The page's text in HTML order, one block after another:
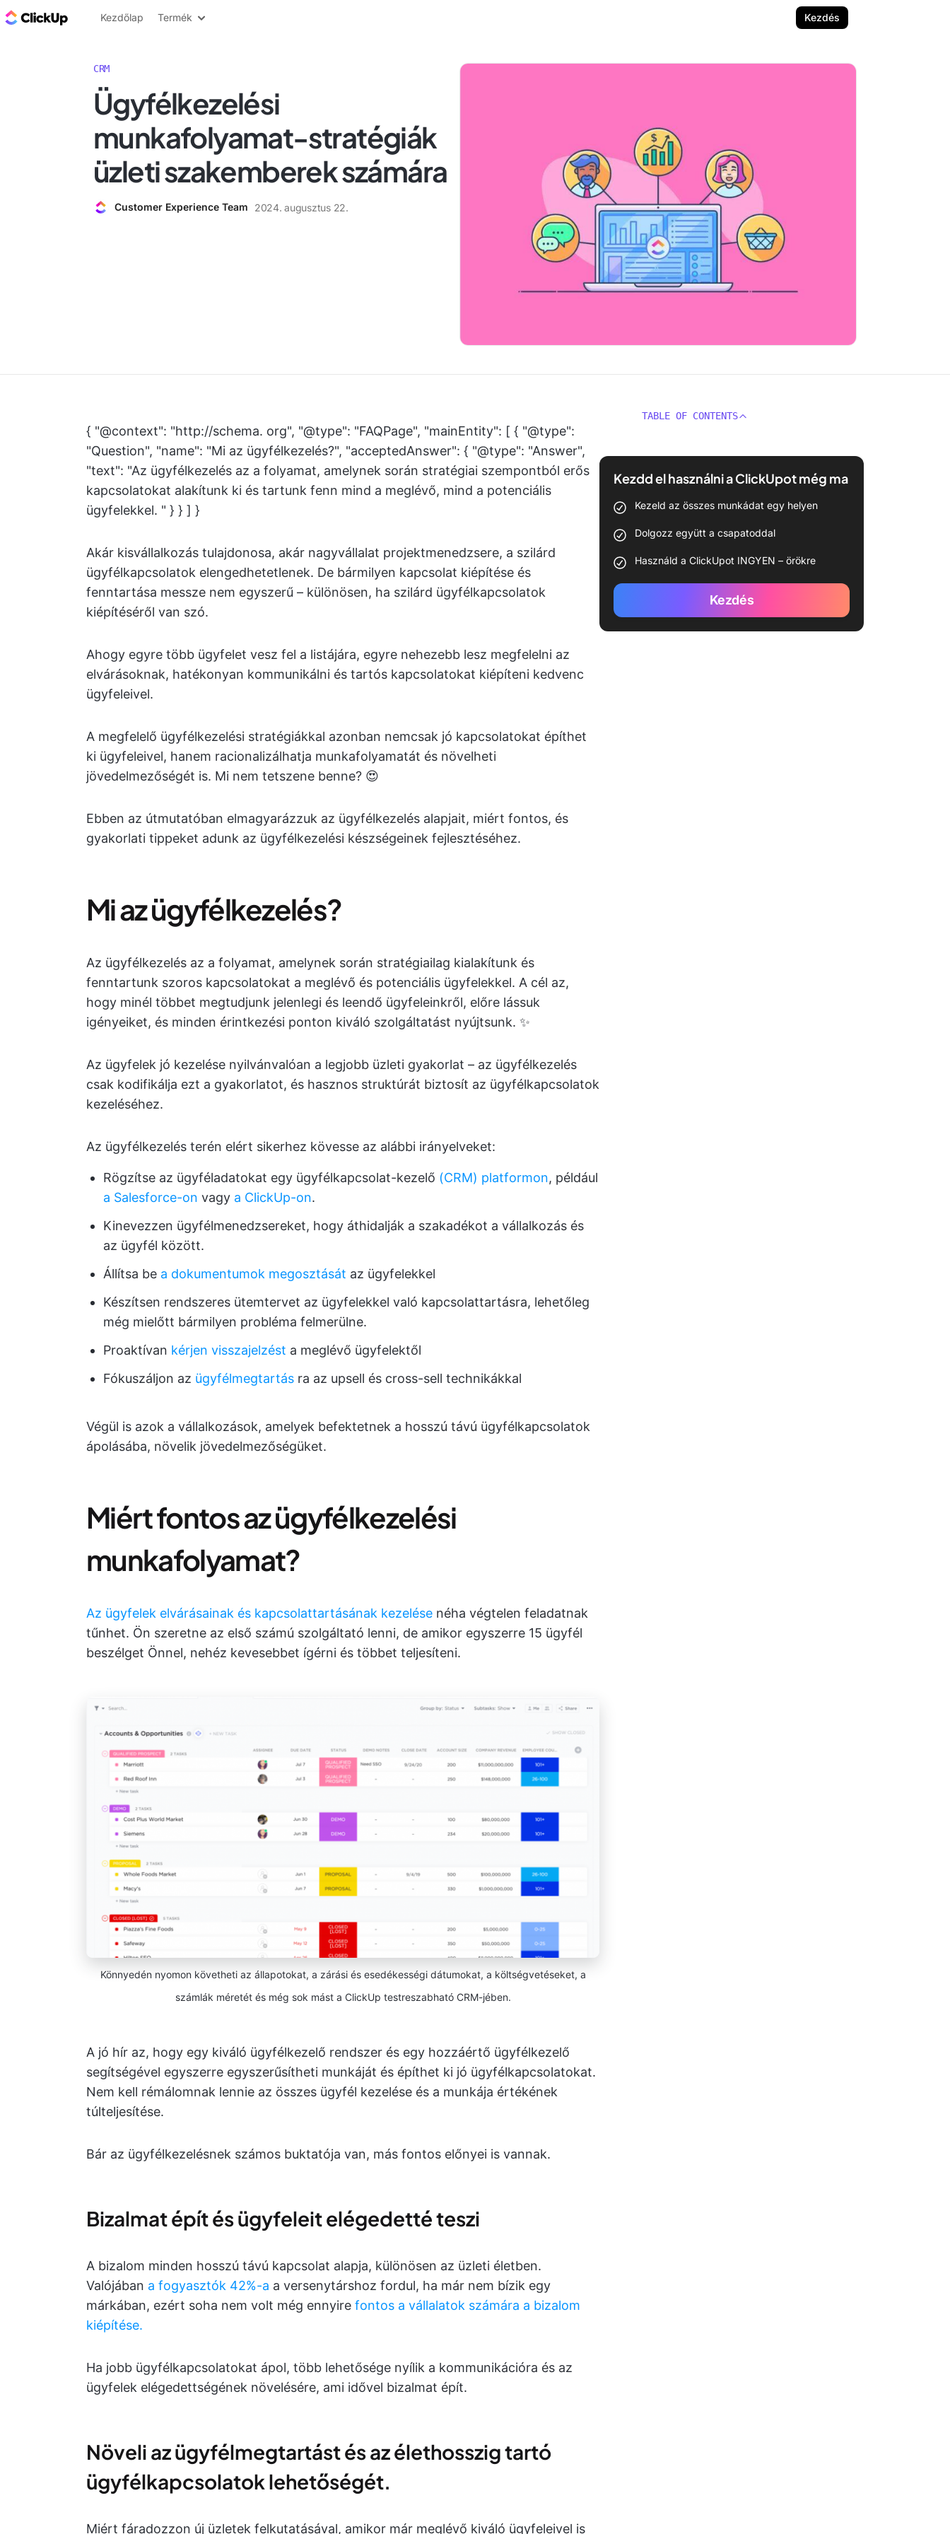
ClickUp blog
Kezdőlap Termék Kezdés
CRM
Ügyfélkezelési
munkafolyamat-stratégiák
üzleti szakemberek számára
Customer Experience Team 2024. augusztus 22.
{ "@context": "http://schema. org", "@type": "FAQPage", "mainEntity": [ { "@type":
"Question", "name": "Mi az ügyfélkezelés?", "acceptedAnswer": { "@type": "Answer",
"text": "Az ügyfélkezelés az a folyamat, amelynek során stratégiai szempontból erős
kapcsolatokat alakítunk ki és tartunk fenn mind a meglévő, mind a potenciális
ügyfelekkel. " } } ] }
Akár kisvállalkozás tulajdonosa, akár nagyvállalat projektmenedzsere, a szilárd
ügyfélkapcsolatok elengedhetetlenek. De bármilyen kapcsolat kiépítése és
fenntartása messze nem egyszerű – különösen, ha szilárd ügyfélkapcsolatok
kiépítéséről van szó.
Ahogy egyre több ügyfelet vesz fel a listájára, egyre nehezebb lesz megfelelni az
elvárásoknak, hatékonyan kommunikálni és tartós kapcsolatokat kiépíteni kedvenc
ügyfeleivel.
A megfelelő ügyfélkezelési stratégiákkal azonban nemcsak jó kapcsolatokat építhet
ki ügyfeleivel, hanem racionalizálhatja munkafolyamatát és növelheti
jövedelmezőségét is. Mi nem tetszene benne? 😍
Ebben az útmutatóban elmagyarázzuk az ügyfélkezelés alapjait, miért fontos, és
gyakorlati tippeket adunk az ügyfélkezelési készségeinek fejlesztéséhez.
Mi az ügyfélkezelés?
Az ügyfélkezelés az a folyamat, amelynek során stratégiailag kialakítunk és
fenntartunk szoros kapcsolatokat a meglévő és potenciális ügyfelekkel. A cél az,
hogy minél többet megtudjunk jelenlegi és leendő ügyfeleinkről, előre lássuk
igényeiket, és minden érintkezési ponton kiváló szolgáltatást nyújtsunk. ✨
Az ügyfelek jó kezelése nyilvánvalóan a legjobb üzleti gyakorlat – az ügyfélkezelés
csak kodifikálja ezt a gyakorlatot, és hasznos struktúrát biztosít az ügyfélkapcsolatok
kezeléséhez.
Az ügyfélkezelés terén elért sikerhez kövesse az alábbi irányelveket:
Rögzítse az ügyféladatokat egy ügyfélkapcsolat-kezelő (CRM) platformon, például
a Salesforce-on vagy a ClickUp-on.
Kinevezzen ügyfélmenedzsereket, hogy áthidalják a szakadékot a vállalkozás és
az ügyfél között.
Állítsa be a dokumentumok megosztását az ügyfelekkel
Készítsen rendszeres ütemtervet az ügyfelekkel való kapcsolattartásra, lehetőleg
még mielőtt bármilyen probléma felmerülne.
Proaktívan kérjen visszajelzést a meglévő ügyfelektől
Fókuszáljon az ügyfélmegtartás ra az upsell és cross-sell technikákkal
Végül is azok a vállalkozások, amelyek befektetnek a hosszú távú ügyfélkapcsolatok
ápolásába, növelik jövedelmezőségüket.
Miért fontos az ügyfélkezelési
munkafolyamat?
Az ügyfelek elvárásainak és kapcsolattartásának kezelése néha végtelen feladatnak
tűnhet. Ön szeretne az első számú szolgáltató lenni, de amikor egyszerre 15 ügyfél
beszélget Önnel, nehéz kevesebbet ígérni és többet teljesíteni.
Könnyedén nyomon követheti az állapotokat, a zárási és esedékességi dátumokat, a költségvetéseket, a
számlák méretét és még sok mást a ClickUp testreszabható CRM-jében.
A jó hír az, hogy egy kiváló ügyfélkezelő rendszer és egy hozzáértő ügyfélkezelő
segítségével egyszerre egyszerűsítheti munkáját és építhet ki jó ügyfélkapcsolatokat.
Nem kell rémálomnak lennie az összes ügyfél kezelése és a munkája értékének
túlteljesítése.
Bár az ügyfélkezelésnek számos buktatója van, más fontos előnyei is vannak.
Bizalmat épít és ügyfeleit elégedetté teszi
A bizalom minden hosszú távú kapcsolat alapja, különösen az üzleti életben.
Valójában a fogyasztók 42%-a a versenytárshoz fordul, ha már nem bízik egy
márkában, ezért soha nem volt még ennyire fontos a vállalatok számára a bizalom
kiépítése.
Ha jobb ügyfélkapcsolatokat ápol, több lehetősége nyílik a kommunikációra és az
ügyfelek elégedettségének növelésére, ami idővel bizalmat épít.
Növeli az ügyfélmegtartást és az élethosszig tartó
ügyfélkapcsolatok lehetőségét.
Miért fáradozzon új üzletek felkutatásával, amikor már meglévő kiváló ügyfeleivel is
TABLE OF CONTENTS
Kezdd el használni a ClickUpot még ma
Kezeld az összes munkádat egy helyen
Dolgozz együtt a csapatoddal
Használd a ClickUpot INGYEN – örökre
Kezdés